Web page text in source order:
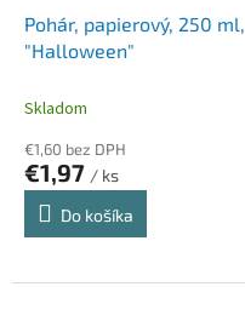
Pohár, papierový, 250 ml,
"Halloween"
Skladom
€1,60 bez DPH
€1,97 / ks
Do košíka